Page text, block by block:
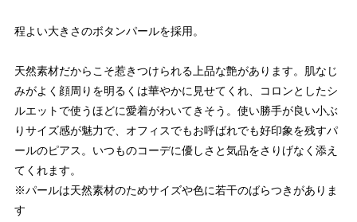
程よい大きさのボタンパールを採用。
天然素材だからこそ惹きつけられる上品な艶があります。肌なじ
みがよく顔周りを明るくは華やかに見せてくれ、コロンとしたシ
ルエットで使うほどに愛着がわいてきそう。使い勝手が良い小ぶ
りサイズ感が魅力で、オフィスでもお呼ばれでも好印象を残すパ
ールのピアス。いつものコーデに優しさと気品をさりげなく添え
てくれます。
※パールは天然素材のためサイズや色に若干のばらつきがありま
す